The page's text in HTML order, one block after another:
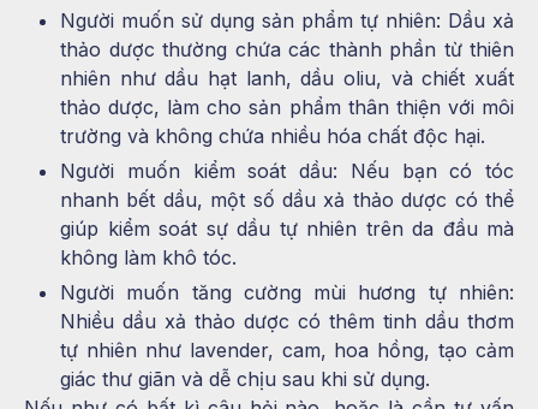
Người muốn sử dụng sản phẩm tự nhiên: Dầu xả
thảo dược thường chứa các thành phần từ thiên
nhiên như dầu hạt lanh, dầu oliu, và chiết xuất
thảo dược, làm cho sản phẩm thân thiện với môi
trường và không chứa nhiều hóa chất độc hại.
Người muốn kiểm soát dầu: Nếu bạn có tóc
nhanh bết dầu, một số dầu xả thảo dược có thể
giúp kiểm soát sự dầu tự nhiên trên da đầu mà
không làm khô tóc.
Người muốn tăng cường mùi hương tự nhiên:
Nhiều dầu xả thảo dược có thêm tinh dầu thơm
tự nhiên như lavender, cam, hoa hồng, tạo cảm
giác thư giãn và dễ chịu sau khi sử dụng.